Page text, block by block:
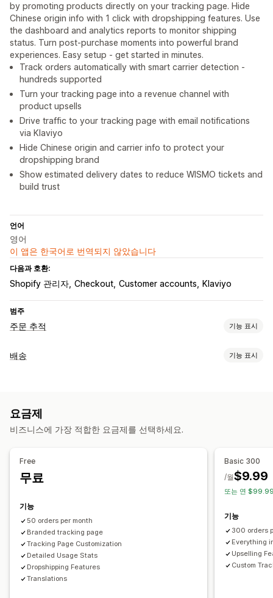
by promoting products directly on your tracking page. Hide
Chinese origin info with 1 click with dropshipping features. Use
the dashboard and analytics reports to monitor shipping
status. Turn post-purchase moments into powerful brand
experiences. Easy setup - get started in minutes.
Track orders automatically with smart carrier detection -
hundreds supported
Turn your tracking page into a revenue channel with
product upsells
Drive traffic to your tracking page with email notifications
via Klaviyo
Hide Chinese origin and carrier info to protect your
dropshipping brand
Show estimated delivery dates to reduce WISMO tickets and
build trust
언어
영어
이 앱은 한국어로 번역되지 않았습니다
다음과 호환:
Shopify 관리자 Checkout Customer accounts Klaviyo
범주
주문 추적 기능 표시
추적
알림
배송 기능 표시
배송 관리
요금제
비즈니스에 가장 적합한 요금제를 선택하세요.
Free
무료
기능
50 orders per month
Branded tracking page
Tracking Page Customization
Detailed Usage Stats
Dropshipping Features
Translations
Basic 300
$9.99
/월
또는 연
기능
300 orders
Everything
Upselling
Custom